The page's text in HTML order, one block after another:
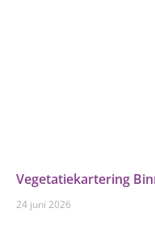
Vegetatiekartering
24 juni 2026